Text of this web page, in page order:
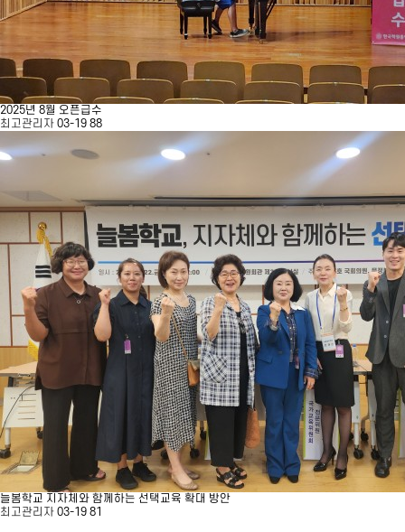
2025년 8월 오픈급수
최고관리자 03-19 88
늘봄학교 지자체와 함께하는 선택교육 확대 방안
최고관리자 03-19 81